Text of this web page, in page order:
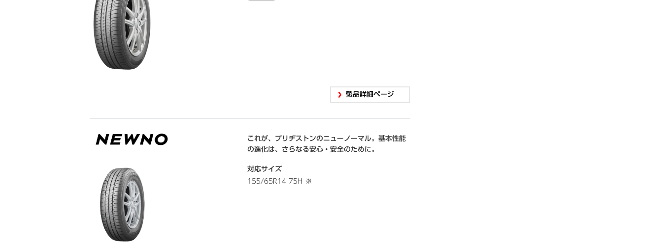
製品詳細ページ
これが、ブリヂストンのニューノーマル。基本性能
の進化は、さらなる安心・安全のために。
対応サイズ
155/65R14 75H
※